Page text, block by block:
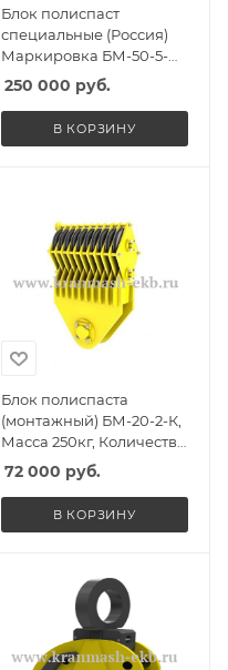
Блок полиспаст
специальные (Россия)
Маркировка БМ-50-5-
ССО, Масса 360кг,
Количество роликов 5, Г/
п 32т
250 000 руб.
В КОРЗИНУ
Блок полиспаста
(монтажный) БМ-20-2-К,
Масса 250кг, Количество
роликов 2, Г/п 15т
72 000 руб.
В КОРЗИНУ